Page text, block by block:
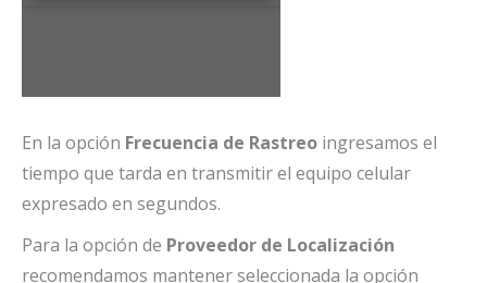
En la opción Frecuencia de Rastreo ingresamos el
tiempo que tarda en transmitir el equipo celular
expresado en segundos.
Para la opción de Proveedor de Localización
recomendamos mantener seleccionada la opción